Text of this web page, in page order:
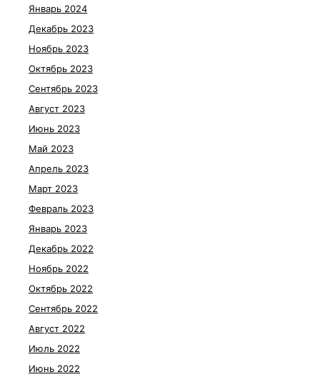
Январь 2024
Декабрь 2023
Ноябрь 2023
Октябрь 2023
Сентябрь 2023
Август 2023
Июнь 2023
Май 2023
Апрель 2023
Март 2023
Февраль 2023
Январь 2023
Декабрь 2022
Ноябрь 2022
Октябрь 2022
Сентябрь 2022
Август 2022
Июль 2022
Июнь 2022